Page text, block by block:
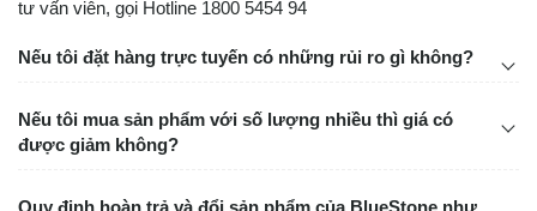
tư vấn viên, gọi Hotline 1800 5454 94
Nếu tôi đặt hàng trực tuyến có những rủi ro gì không?
Nếu tôi mua sản phẩm với số lượng nhiều thì giá có
được giảm không?
Quy đinh hoàn trả và đổi sản phẩm của BlueStone như